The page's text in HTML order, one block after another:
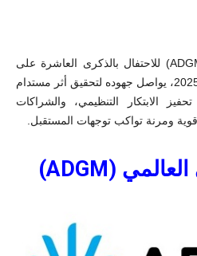
) للاحتفال بالذكرى العاشرة على
انطلاق عملياته في نهاية أكتوبر 2025، يواصل جهوده لتحقيق أثر مستدام
الابتكار التنظيمي، والشراكات
ومرنة تواكب توجهات المستقبل
(
ADGM
)